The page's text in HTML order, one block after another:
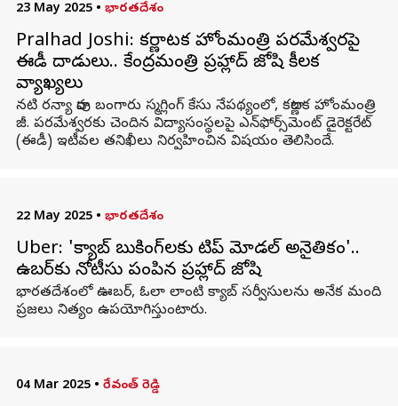
23 May 2025 • భారతదేశం
Pralhad Joshi: కర్ణాటక హోంమంత్రి పరమేశ్వరపై
ఈడీ దాడులు.. కేంద్రమంత్రి ప్రహ్లాద్ జోషి కీలక
వ్యాఖ్యలు
నటి రన్యా రావు బంగారు స్మగ్లింగ్ కేసు నేపథ్యంలో, కర్ణాటక హోంమంత్రి
జీ. పరమేశ్వరకు చెందిన విద్యాసంస్థలపై ఎన్‌ఫోర్స్‌మెంట్ డైరెక్టరేట్
(ఈడీ) ఇటీవల తనిఖీలు నిర్వహించిన విషయం తెలిసిందే.
22 May 2025 • భారతదేశం
Uber: 'క్యాబ్ బుకింగ్‌లకు టిప్ మోడల్ అనైతికం'..
ఉబర్‌కు నోటీసు పంపిన ప్రహ్లాద్ జోషి
భారతదేశంలో ఊబర్, ఓలా లాంటి క్యాబ్ సర్వీసులను అనేక మంది
ప్రజలు నిత్యం ఉపయోగిస్తుంటారు.
04 Mar 2025 • రేవంత్ రెడ్డి